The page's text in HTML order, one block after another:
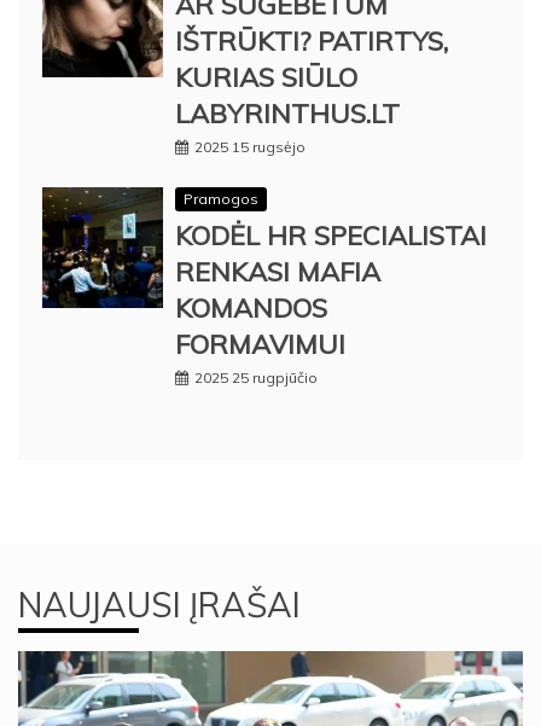
IŠTRŪKTI? PATIRTYS,
KURIAS SIŪLO
LABYRINTHUS.LT
2025 15 rugsėjo
Pramogos
KODĖL HR SPECIALISTAI
RENKASI MAFIA
KOMANDOS
FORMAVIMUI
2025 25 rugpjūčio
NAUJAUSI ĮRAŠAI